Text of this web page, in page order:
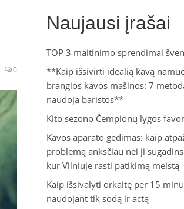
0
Naujausi įrašai
TOP 3 maitinimo sprendimai
**Kaip išsivirti idealią kavą
brangios kavos mašinos: 7
naudoja baristos**
Kito sezono Čempionų lygos
Kavos aparato gedimas: kaip
problemą anksčiau nei ji
kur Vilniuje rasti patikimą meistą
Kaip išsivalyti orkaitę per 15
naudojant tik sodą ir actą